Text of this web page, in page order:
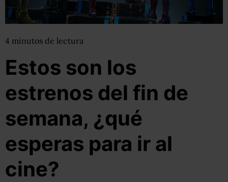
4 minutos de lectura
Estos son los
estrenos del fin de
semana, ¿qué
esperas para ir al
cine?